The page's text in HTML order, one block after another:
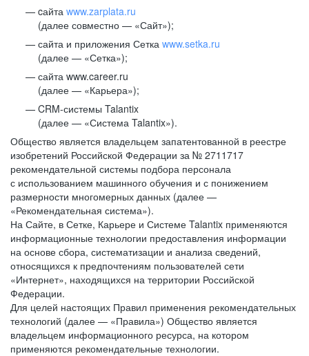
cайта www.zarplata.ru
(далее совместно — «Сайт»);
сайта и приложения Сетка www.setka.ru
(далее — «Сетка»);
сайта www.career.ru
(далее — «Карьера»);
CRM-системы Talantix
(далее — «Система Talantix»).
Общество является владельцем запатентованной в реестре
изобретений Российской Федерации за № 2711717
рекомендательной системы подбора персонала
с использованием машинного обучения и с понижением
размерности многомерных данных (далее —
«Рекомендательная система»).
На Сайте, в Сетке, Карьере и Системе Talantix применяются
информационные технологии предоставления информации
на основе сбора, систематизации и анализа сведений,
относящихся к предпочтениям пользователей сети
«Интернет», находящихся на территории Российской
Федерации.
Для целей настоящих Правил применения рекомендательных
технологий (далее — «Правила») Общество является
владельцем информационного ресурса, на котором
применяются рекомендательные технологии.